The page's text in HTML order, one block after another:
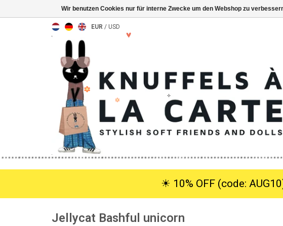
EUR / USD
☀︎ 10% OFF (code:
Jellycat Bashful unicorn
Wir benutzen Cookies nur für interne Zwecke um den Webshop zu